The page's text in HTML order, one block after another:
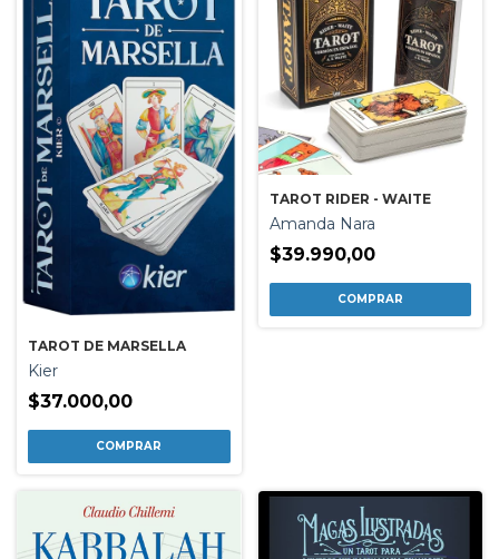
TAROT DE MARSELLA
Kier
$37.000,00
TAROT RIDER - WAITE
Amanda Nara
$39.990,00